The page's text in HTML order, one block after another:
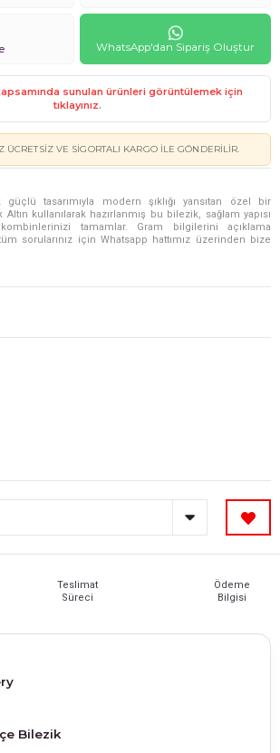
WhatsApp'dan Sipariş Oluştur
sunulan ürünleri görüntülemek için
tıklayınız.
ÜCRETSIZ VE SIGORTALI KARGO ILE GÖNDERILIR.
tasarımıyla modern şıklığı yansıtan özel bir
Altın kullanılarak hazırlanmış bu bilezik, sağlam yapısı
tamamlar. Gram bilgilerini açıklama
sorularınız için Whatsapp hattımız üzerinden bize
Teslimat
Süreci
Ödeme
Bilgisi
Bilezik